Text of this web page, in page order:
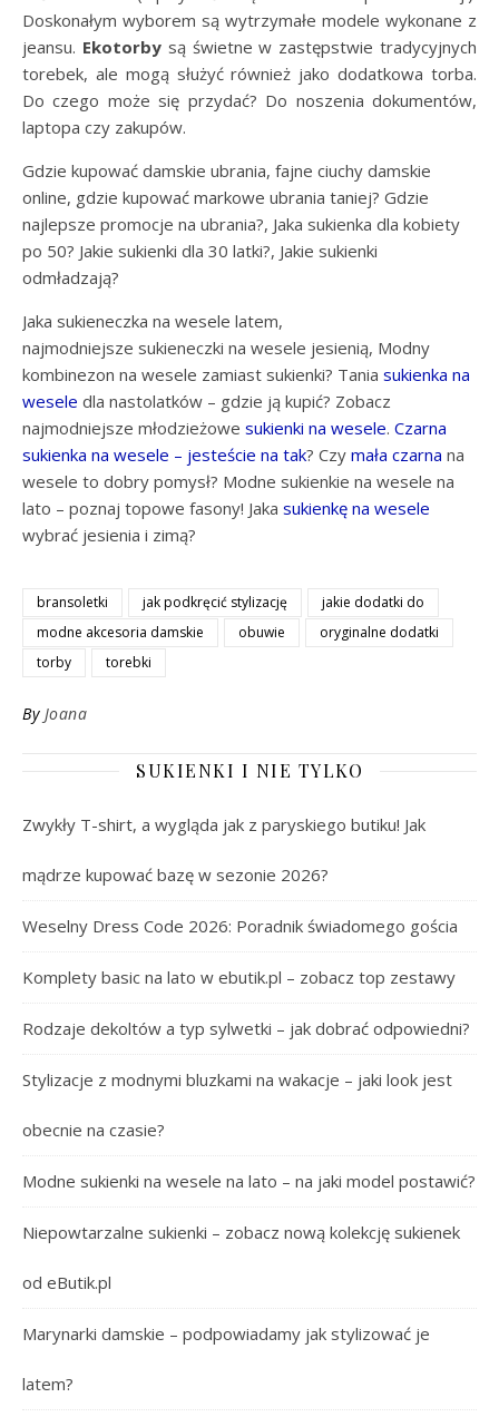
Doskonałym wyborem są wytrzymałe modele wykonane z
jeansu. Ekotorbysą świetne w zastępstwie tradycyjnych
torebek, ale mogą służyć również jako dodatkowa torba.
Do czego może się przydać? Do noszenia dokumentów,
laptopa czy zakupów.
Gdzie kupować damskie ubrania, fajne ciuchy damskie
online, gdzie kupować markowe ubrania taniej? Gdzie
najlepsze promocje na ubrania?, Jaka sukienka dla kobiety
po 50? Jakie sukienki dla 30 latki?, Jakie sukienki
odmładzają?
Jaka sukieneczka na wesele latem,
najmodniejsze sukieneczki na wesele jesienią, Modny
kombinezon na wesele zamiast sukienki? Tania sukienka na
wesele dla nastolatków – gdzie ją kupić? Zobacz
najmodniejsze młodzieżowe sukienki na wesele. Czarna
sukienka na wesele – jesteście na tak? Czy mała czarna na
wesele to dobry pomysł? Modne sukienkie na wesele na
lato – poznaj topowe fasony! Jaka sukienkę na wesele
wybrać jesienia i zimą?
bransoletki jak podkręcić stylizację
jakie dodatki do
modne akcesoria damskie
obuwie
oryginalne dodatki
torby
torebki
By Joana
SUKIENKI I NIE TYLKO
Zwykły T-shirt, a wygląda jak z paryskiego butiku! Jak
mądrze kupować bazę w sezonie 2026?
Weselny Dress Code 2026: Poradnik świadomego gościa
Komplety basic na lato w ebutik.pl – zobacz top zestawy
Rodzaje dekoltów a typ sylwetki – jak dobrać odpowiedni?
Stylizacje z modnymi bluzkami na wakacje – jaki look jest
obecnie na czasie?
Modne sukienki na wesele na lato – na jaki model postawić?
Niepowtarzalne sukienki – zobacz nową kolekcję sukienek
od eButik.pl
Marynarki damskie – podpowiadamy jak stylizować je
latem?